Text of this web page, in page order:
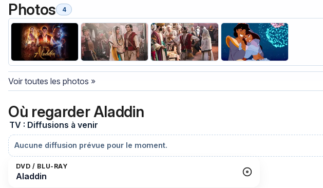
Photos 4
Voir toutes les photos »
Où regarder Aladdin
TV : Diffusions à venir
Aucune diffusion prévue pour le moment.
DVD / BLU-RAY
Aladdin